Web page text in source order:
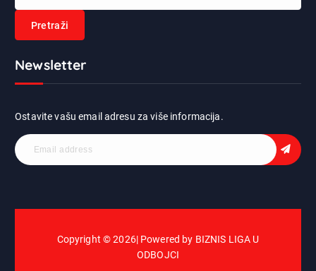
a
Newsletter
Ostavite vašu email adresu za više informacija.
Copyright © 2026| Powered by BIZNIS LIGA U
ODBOJCI